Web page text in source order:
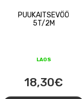
PUUKAITSEVÖÖ
5T/2M
LAOS
18,30€